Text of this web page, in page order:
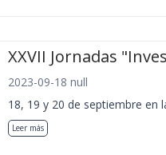
XXVII Jornadas
2023-09-18 null
18, 19 y 20 de septiembre en
Leer más